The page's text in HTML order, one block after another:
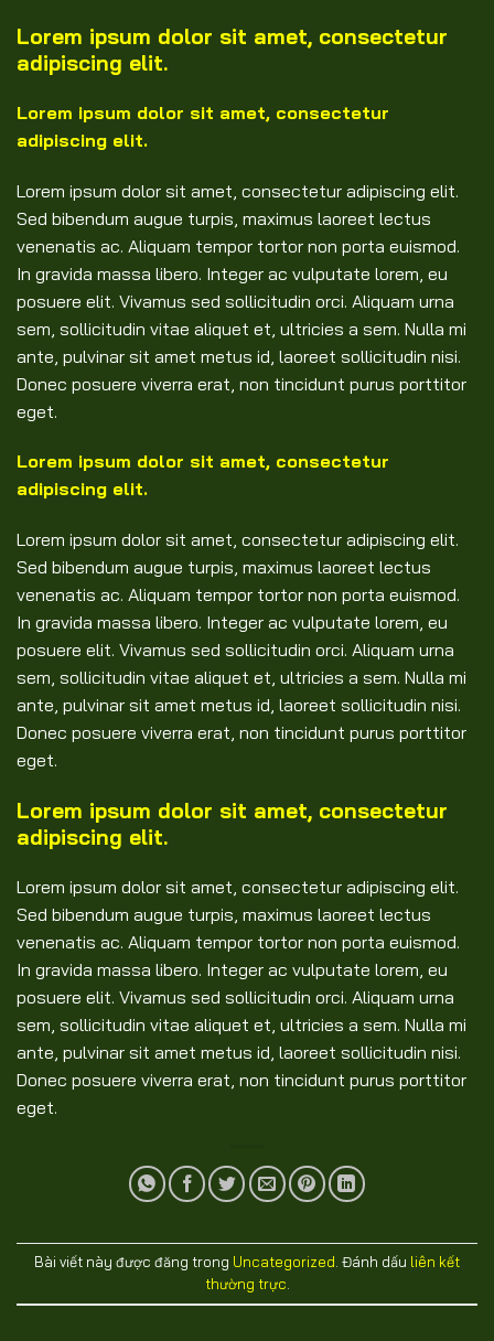
Lorem ipsum dolor sit amet, consectetur
adipiscing elit.
Lorem ipsum dolor sit amet, consectetur
adipiscing elit.
Lorem ipsum dolor sit amet, consectetur adipiscing elit.
Sed bibendum augue turpis, maximus laoreet lectus
venenatis ac. Aliquam tempor tortor non porta euismod.
In gravida massa libero. Integer ac vulputate lorem, eu
posuere elit. Vivamus sed sollicitudin orci. Aliquam urna
sem, sollicitudin vitae aliquet et, ultricies a sem. Nulla mi
ante, pulvinar sit amet metus id, laoreet sollicitudin nisi.
Donec posuere viverra erat, non tincidunt purus porttitor
eget.
Lorem ipsum dolor sit amet, consectetur
adipiscing elit.
Lorem ipsum dolor sit amet, consectetur adipiscing elit.
Sed bibendum augue turpis, maximus laoreet lectus
venenatis ac. Aliquam tempor tortor non porta euismod.
In gravida massa libero. Integer ac vulputate lorem, eu
posuere elit. Vivamus sed sollicitudin orci. Aliquam urna
sem, sollicitudin vitae aliquet et, ultricies a sem. Nulla mi
ante, pulvinar sit amet metus id, laoreet sollicitudin nisi.
Donec posuere viverra erat, non tincidunt purus porttitor
eget.
Lorem ipsum dolor sit amet, consectetur
adipiscing elit.
Lorem ipsum dolor sit amet, consectetur adipiscing elit.
Sed bibendum augue turpis, maximus laoreet lectus
venenatis ac. Aliquam tempor tortor non porta euismod.
In gravida massa libero. Integer ac vulputate lorem, eu
posuere elit. Vivamus sed sollicitudin orci. Aliquam urna
sem, sollicitudin vitae aliquet et, ultricies a sem. Nulla mi
ante, pulvinar sit amet metus id, laoreet sollicitudin nisi.
Donec posuere viverra erat, non tincidunt purus porttitor
eget.
Bài viết này được đăng trong Uncategorized . Đánh dấu liên kết
thường trực